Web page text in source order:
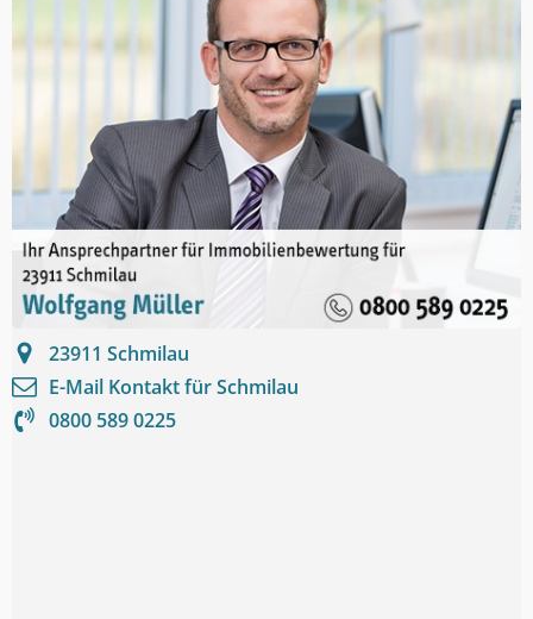
23911 Schmilau
E-Mail Kontakt fürSchmilau
0800 589 0225